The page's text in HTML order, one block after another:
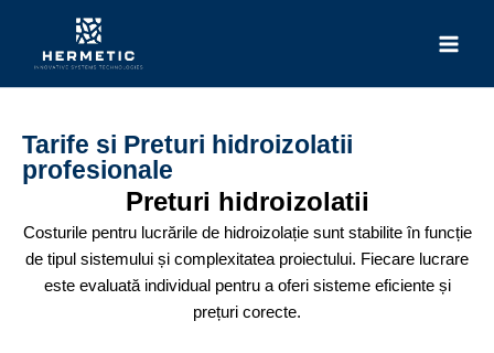
content
Tarife si Preturi hidroizolatii
profesionale
Preturi hidroizolatii
Costurile pentru lucrările de hidroizolație sunt stabilite în funcție
de tipul sistemului și complexitatea proiectului. Fiecare lucrare
este evaluată individual pentru a oferi sisteme eficiente și
prețuri corecte.